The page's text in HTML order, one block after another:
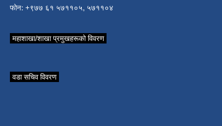
फोन: +९७७ ६१ ५७११०५, ५७११०४
महाशाखा/शाखा प्रमुखहरूको विवरण
वडा सचिव विवरण